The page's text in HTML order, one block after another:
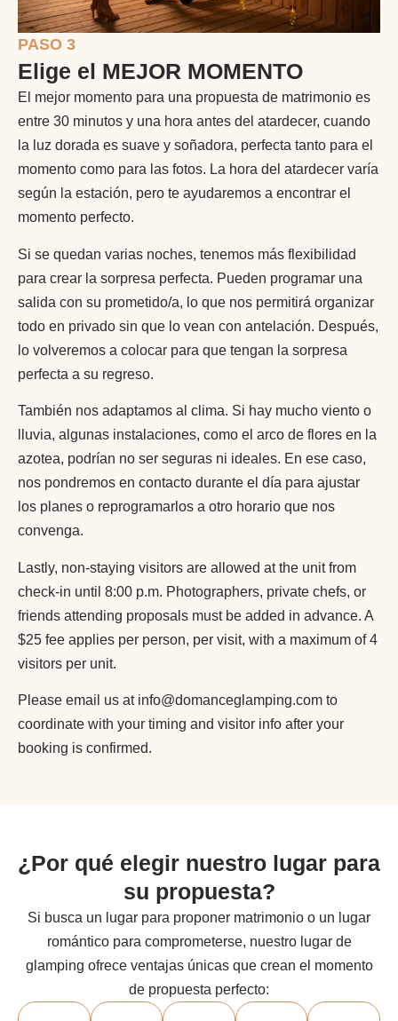
PASO 3
Elige el MEJOR MOMENTO
El mejor momento para una propuesta de matrimonio es
entre 30 minutos y una hora antes del atardecer, cuando
la luz dorada es suave y soñadora, perfecta tanto para el
momento como para las fotos. La hora del atardecer varía
según la estación, pero te ayudaremos a encontrar el
momento perfecto.
Si se quedan varias noches, tenemos más flexibilidad
para crear la sorpresa perfecta. Pueden programar una
salida con su prometido/a, lo que nos permitirá organizar
todo en privado sin que lo vean con antelación. Después,
lo volveremos a colocar para que tengan la sorpresa
perfecta a su regreso.
También nos adaptamos al clima. Si hay mucho viento o
lluvia, algunas instalaciones, como el arco de flores en la
azotea, podrían no ser seguras ni ideales. En ese caso,
nos pondremos en contacto durante el día para ajustar
los planes o reprogramarlos a otro horario que nos
convenga.
Lastly, non-staying visitors are allowed at the unit from
check-in until 8:00 p.m. Photographers, private chefs, or
friends attending proposals must be added in advance. A
$25 fee applies per person, per visit, with a maximum of 4
visitors per unit.
Please email us at info@domanceglamping.com to
coordinate with your timing and visitor info after your
booking is confirmed.
¿Por qué elegir nuestro lugar para
su propuesta?
Si busca un lugar para proponer matrimonio o un lugar
romántico para comprometerse, nuestro lugar de
glamping ofrece ventajas únicas que crean el momento
de propuesta perfecto: